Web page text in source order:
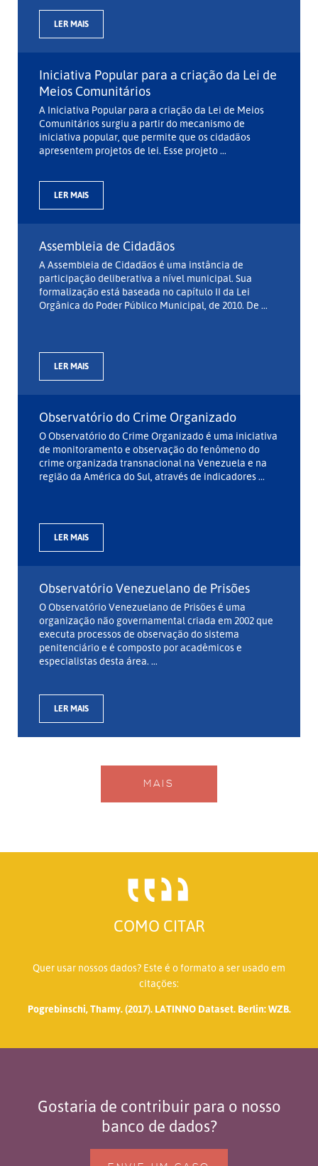
LER MAIS
Iniciativa Popular para a criação da Lei de
Meios Comunitários
A Iniciativa Popular para a criação da Lei de Meios
Comunitários surgiu a partir do mecanismo de
iniciativa popular, que permite que os cidadãos
apresentem projetos de lei. Esse projeto ...
LER MAIS
Assembleia de Cidadãos
A Assembleia de Cidadãos é uma instância de
participação deliberativa a nível municipal. Sua
formalização está baseada no capítulo II da Lei
Orgânica do Poder Público Municipal, de 2010. De ...
LER MAIS
Observatório do Crime Organizado
O Observatório do Crime Organizado é uma iniciativa
de monitoramento e observação do fenômeno do
crime organizada transnacional na Venezuela e na
região da América do Sul, através de indicadores ...
LER MAIS
Observatório Venezuelano de Prisões
O Observatório Venezuelano de Prisões é uma
organização não governamental criada em 2002 que
executa processos de observação do sistema
penitenciário e é composto por acadêmicos e
especialistas desta área. ...
LER MAIS
MAIS
COMO CITAR
Quer usar nossos dados? Este é o formato a ser usado em
citações:
Pogrebinschi, Thamy. (2017). LATINNO Dataset. Berlin: WZB.
Gostaria de contribuir para o nosso
banco de dados?